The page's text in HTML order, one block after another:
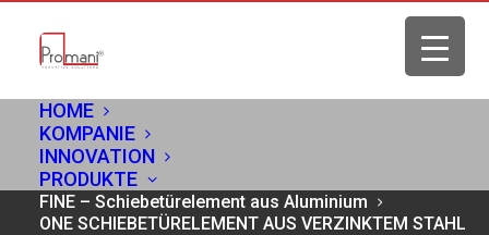
HOME
KOMPANIE
INNOVATION
PRODUKTE
FINE – Schiebetürelement aus Aluminium
ONE SCHIEBETÜRELEMENT AUS VERZINKTEM STAHL
Home